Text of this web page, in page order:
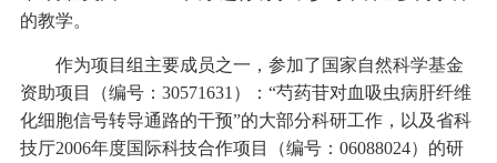
的教学。
作为项目组主要成员之一，参加了国家自然科学基金
资助项目（编号： 30571631）：“芍药苷对血吸虫病肝纤维
化细胞信号转导通路的干预”的大部分科研工作，以及省科
技厅2006年度国际科技合作项目（编号：06088024）的研